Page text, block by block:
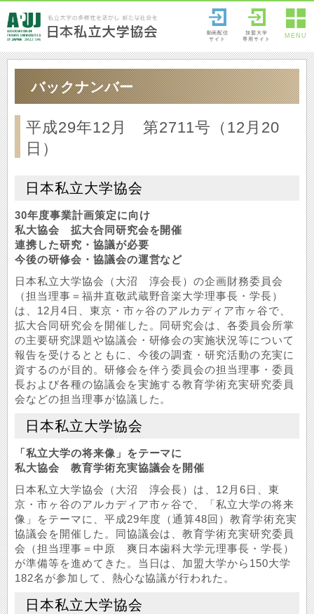
動画配信
サイト
加盟大学
専用サイト
MENU
バックナンバー
平成29年12月 第2711号（12月20
日）
日本私立大学協会
30年度事業計画策定に向け
私大協会 拡大合同研究会を開催
連携した研究・協議が必要
今後の研修会・協議会の運営など
日本私立大学協会（大沼 淳会長）の企画財務委員会
（担当理事＝福井直敬武蔵野音楽大学理事長・学長）
は、12月4日、東京・市ヶ谷のアルカディア市ヶ谷で、
拡大合同研究会を開催した。同研究会は、各委員会所掌
の主要研究課題や協議会・研修会の実施状況等について
報告を受けるとともに、今後の調査・研究活動の充実に
資するのが目的。研修会を伴う委員会の担当理事・委員
長および各種の協議会を実施する教育学術充実研究委員
会などの担当理事が協議した。
日本私立大学協会
「私立大学の将来像」をテーマに
私大協会 教育学術充実協議会を開催
日本私立大学協会（大沼 淳会長）は、12月6日、東
京・市ヶ谷のアルカディア市ヶ谷で、「私立大学の将来
像」をテーマに、平成29年度（通算48回）教育学術充実
協議会を開催した。同協議会は、教育学術充実研究委員
会（担当理事＝中原 爽日本歯科大学元理事長・学長）
が準備等を進めてきた。当日は、加盟大学から150大学
182名が参加して、熱心な協議が行われた。
日本私立大学協会